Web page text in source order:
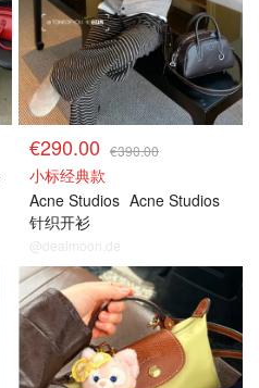
€290.00 €390.00
小标经典款
Acne Studios Acne Studios
针织开衫
@dealmoon.de